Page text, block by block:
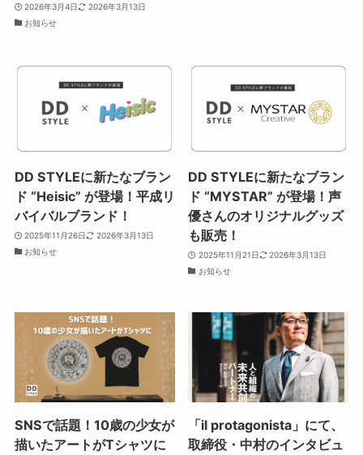
2026年3月4日
2026年3月13日
お知らせ
DD STYLEに新たなブラン
ド “Heisic” が登場！平成リ
バイバルブランド！
2025年11月26日
2026年3月13日
お知らせ
DD STYLEに新たなブラン
ド “MYSTAR” が登場！声
優さんのオリジナルグッズ
も販売！
2025年11月21日
2026年3月13日
お知らせ
SNSで話題！10歳の少女が
描いたアートがTシャツに
「il protagonista」にて、
取締役・中村のインタビュ